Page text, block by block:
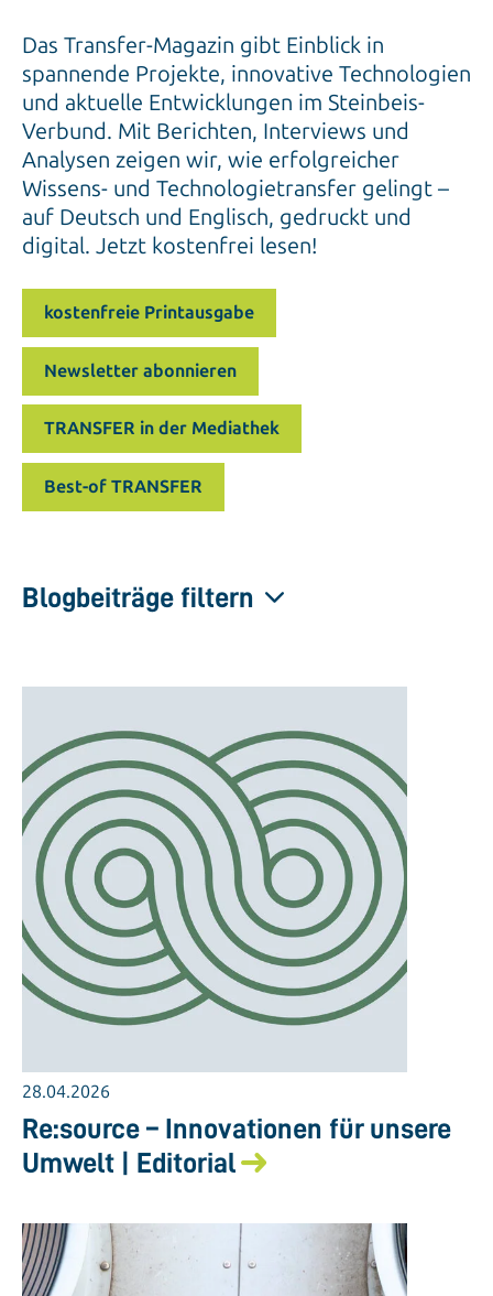
Das Transfer-Magazin gibt Einblick in
spannende Projekte, innovative Technologien
und aktuelle Entwicklungen im Steinbeis-
Verbund. Mit Berichten, Interviews und
Analysen zeigen wir, wie erfolgreicher
Wissens- und Technologietransfer gelingt –
auf Deutsch und Englisch, gedruckt und
digital. Jetzt kostenfrei lesen!
kostenfreie Printausgabe
Newsletter abonnieren
TRANSFER in der Mediathek
Best-of TRANSFER
Blogbeiträge filtern
28.04.2026
Re:source – Innovationen für unsere
Umwelt | Editorial